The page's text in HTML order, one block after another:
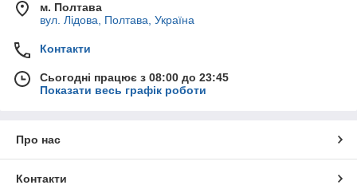
м. Полтава
вул. Лідова, Полтава, Україна
Контакти
Сьогодні працює з 08:00 до 23:45
Показати весь графік роботи
Про нас
Контакти